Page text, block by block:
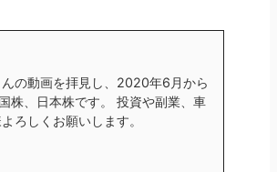
の動画を拝見し、2020年6月から
株、日本株です。 投資や副業、車
ろしくお願いします。